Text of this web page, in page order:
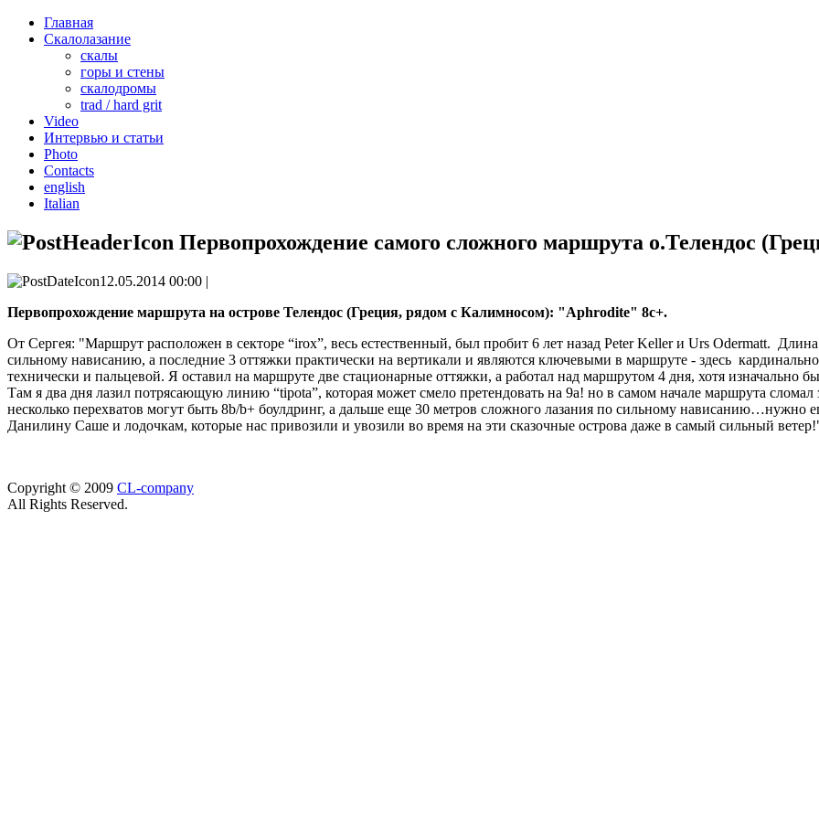
Главная
Скалолазание
скалы
горы и стены
скалодромы
trad / hard grit
Video
Интервью и статьи
Photo
Contacts
english
Italian
Первопрохождение самого сложного маршрута о.Телендос
12.05.2014 00:00 |
Первопрохождение маршрута на острове Телендос (Греция, рядом с Калимносом): "Aphrodite" 8с+.
От Сергея: "Маршрут расположен в секторе “irox”, весь естественный, был пробит 6 лет назад Peter Keller и Urs Odermatt.
сильному нависанию, а последние 3 оттяжки практически на вертикали и являются ключевыми в маршруте - здесь
технически и пальцевой. Я оставил на маршруте две стационарные оттяжки, а работал над маршрутом 4 дня, хотя изначально
Там я два дня лазил потрясающую линию “tipota”, которая может смело претендовать на 9а! но в самом начале маршрута
несколько перехватов могут быть 8b/b+ боулдринг, а дальше еще 30 метров сложного лазания по сильному
Данилину Саше и лодочкам, которые нас привозили и увозили во время на эти сказочные острова даже в самый сильный
Copyright © 2009 CL-company
All Rights Reserved.